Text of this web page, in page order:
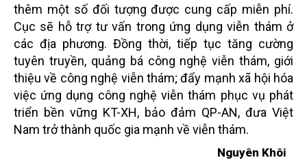
thêm một số đối tượng được cung cấp miễn phí.
Cục sẽ hỗ trợ tư vấn trong ứng dụng viễn thám ở
các địa phương. Đồng thời, tiếp tục tăng cường
tuyên truyền, quảng bá công nghệ viễn thám, giới
thiệu về công nghệ viễn thám; đẩy mạnh xã hội hóa
việc ứng dụng công nghệ viễn thám phục vụ phát
triển bền vững KT-XH, bảo đảm QP-AN, đưa Việt
Nam trở thành quốc gia mạnh về viễn thám.
Nguyên Khôi